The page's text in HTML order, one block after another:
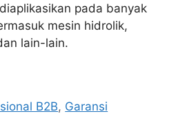
pada banyak
mesin hidrolik,
lain-lain.
B2B, Garansi